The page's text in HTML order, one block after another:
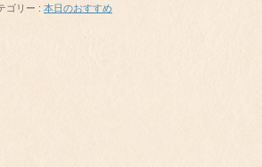
ゴリー : 本日のおすすめ